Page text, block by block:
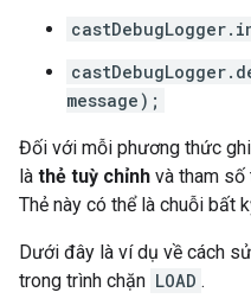
message);
Đối với mỗi phương thức
là thẻ tuỳ chỉnh và tham số
Thẻ này có thể là chuỗi bất
Dưới đây là ví dụ về cách
trong trình chặn LOAD .